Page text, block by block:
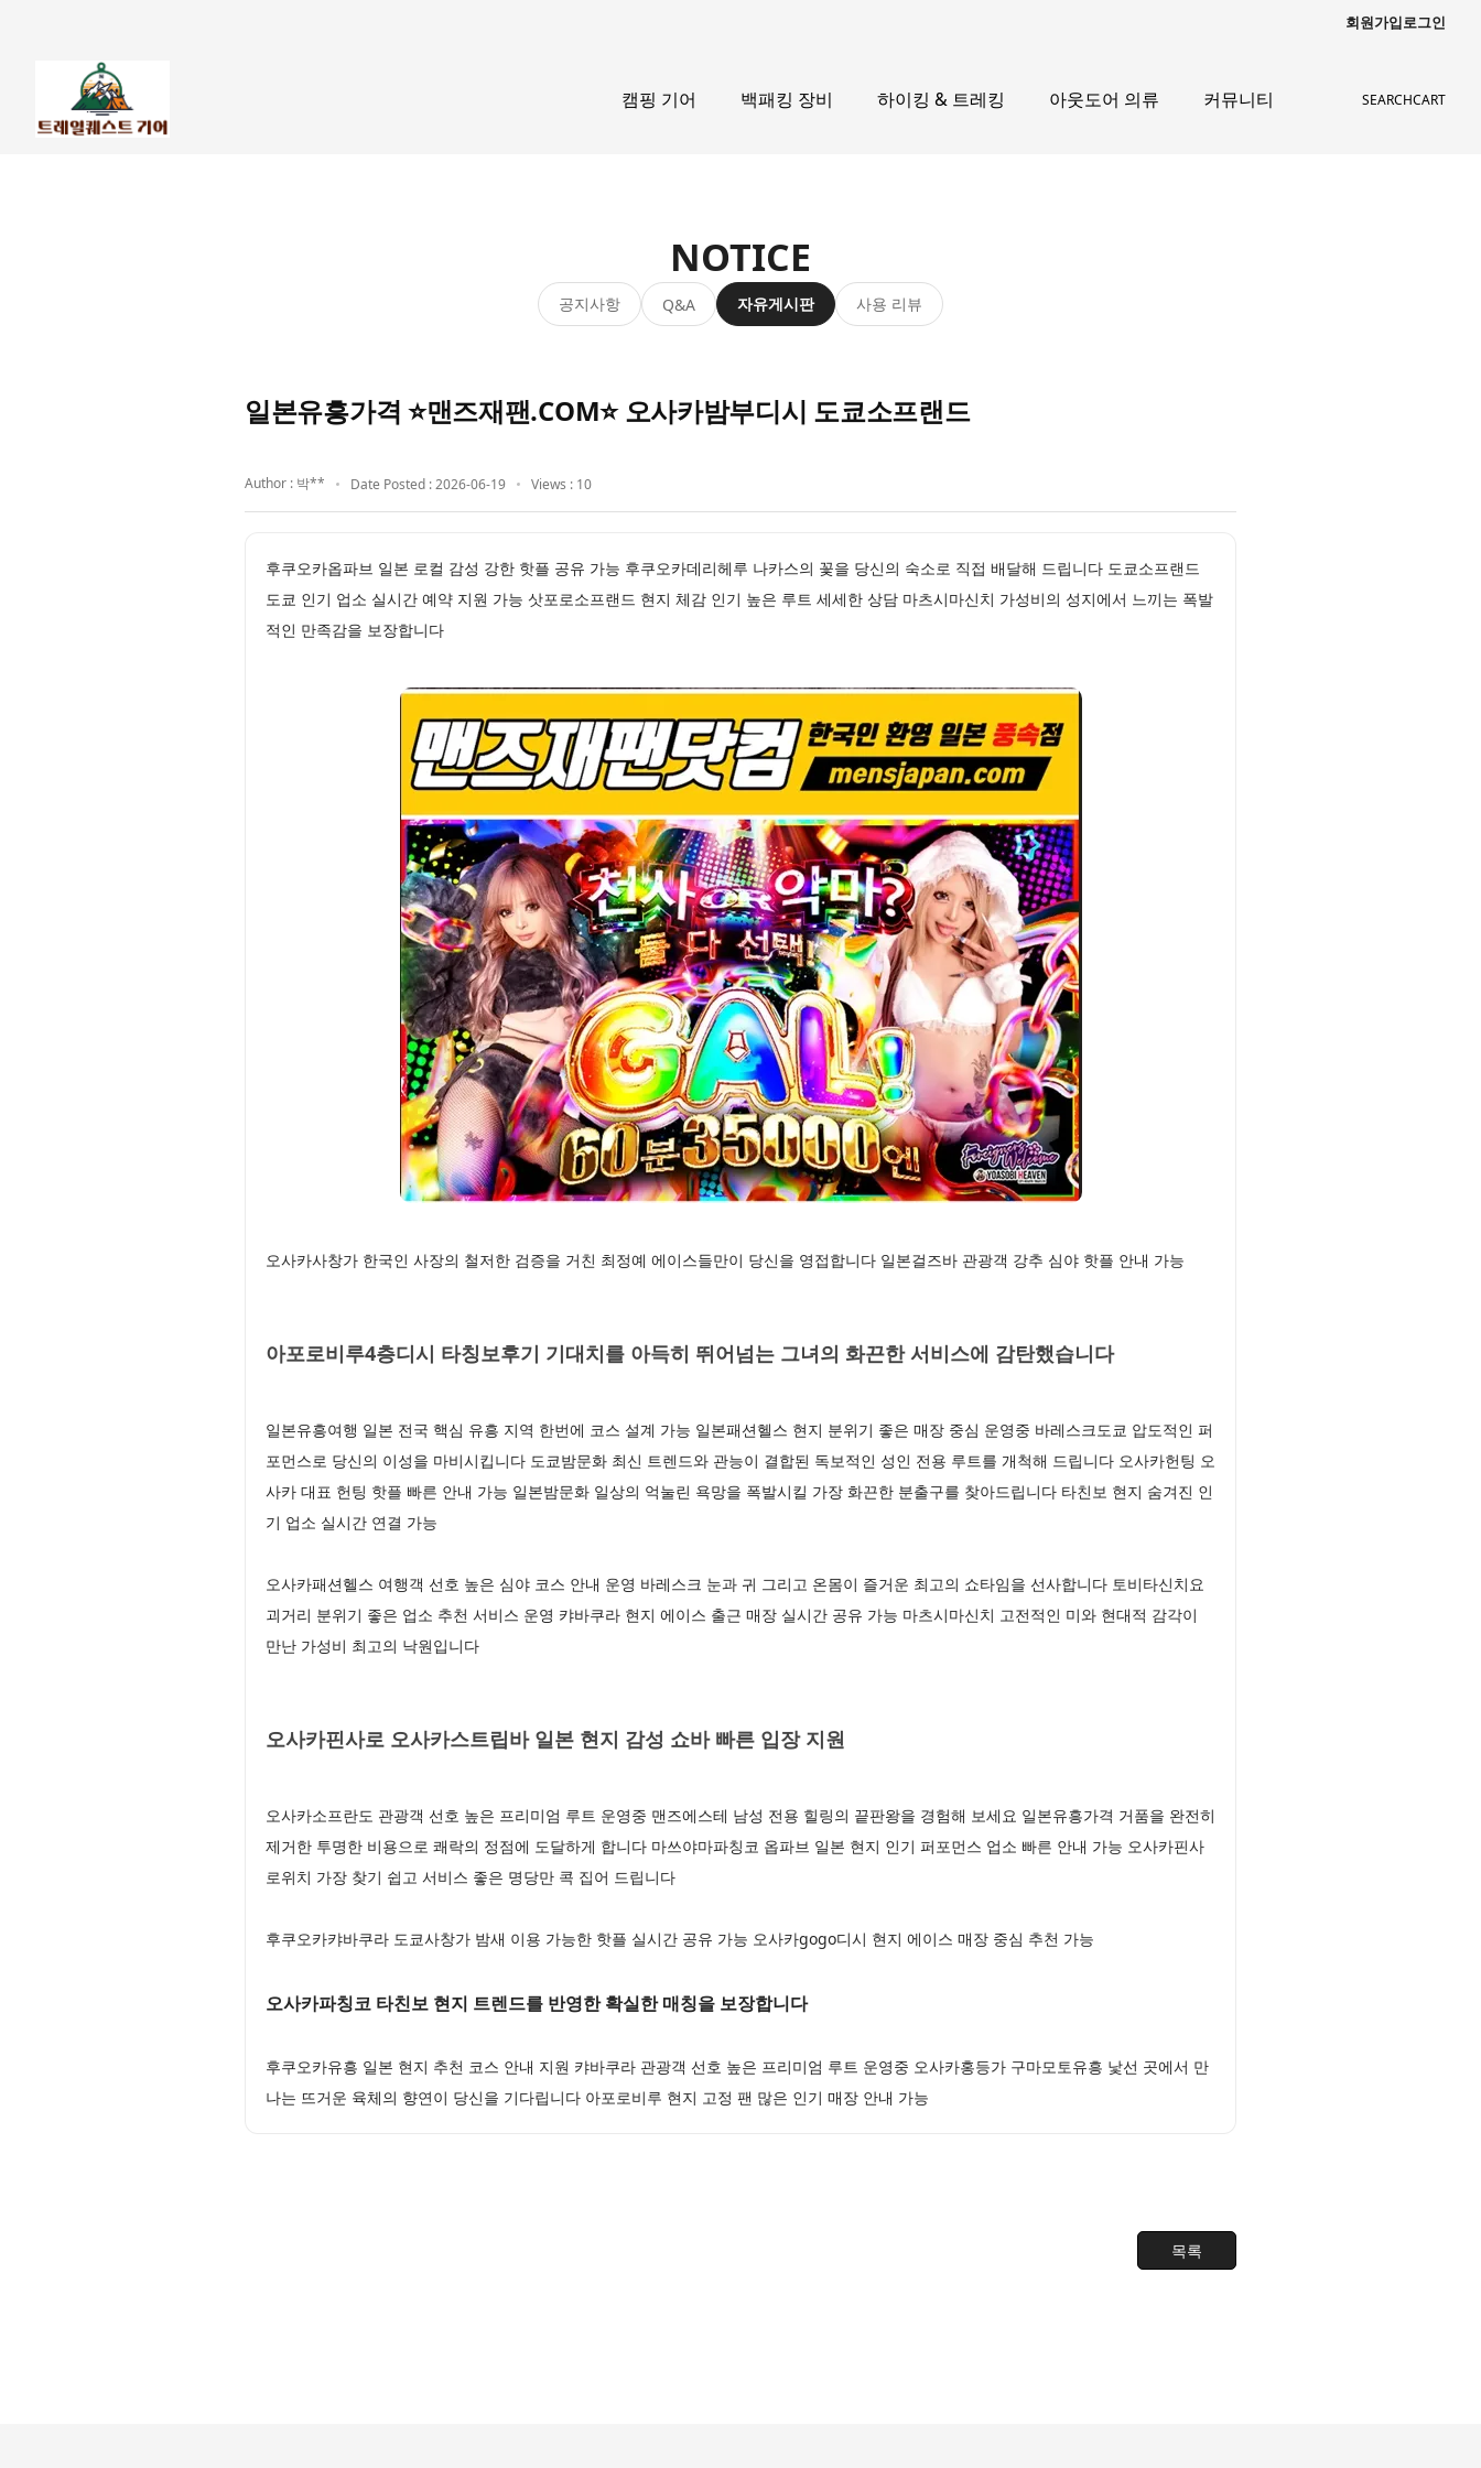
회원가입로그인
캠핑 기어 백패킹 장비 하이킹 & 트레킹 아웃도어 의류 커뮤니티 SEARCHCART
NOTICE
공지사항 Q&A 자유게시판 사용 리뷰
일본유흥가격 ⭐맨즈재팬.COM⭐ 오사카밤부디시 도쿄소프랜드
Author : 박** Date Posted : 2026-06-19 Views : 10
후쿠오카옵파브 일본 로컬 감성 강한 핫플 공유 가능 후쿠오카데리헤루 나카스의 꽃을 당신의 숙소로 직접 배달해 드립니다 도쿄소프랜드
도쿄 인기 업소 실시간 예약 지원 가능 삿포로소프랜드 현지 체감 인기 높은 루트 세세한 상담 마츠시마신치 가성비의 성지에서 느끼는 폭발
적인 만족감을 보장합니다
오사카사창가 한국인 사장의 철저한 검증을 거친 최정예 에이스들만이 당신을 영접합니다 일본걸즈바 관광객 강추 심야 핫플 안내 가능
아포로비루4층디시 타칭보후기 기대치를 아득히 뛰어넘는 그녀의 화끈한 서비스에 감탄했습니다
일본유흥여행 일본 전국 핵심 유흥 지역 한번에 코스 설계 가능 일본패션헬스 현지 분위기 좋은 매장 중심 운영중 바레스크도쿄 압도적인 퍼
포먼스로 당신의 이성을 마비시킵니다 도쿄밤문화 최신 트렌드와 관능이 결합된 독보적인 성인 전용 루트를 개척해 드립니다 오사카헌팅 오
사카 대표 헌팅 핫플 빠른 안내 가능 일본밤문화 일상의 억눌린 욕망을 폭발시킬 가장 화끈한 분출구를 찾아드립니다 타친보 현지 숨겨진 인
기 업소 실시간 연결 가능
오사카패션헬스 여행객 선호 높은 심야 코스 안내 운영 바레스크 눈과 귀 그리고 온몸이 즐거운 최고의 쇼타임을 선사합니다 토비타신치요
괴거리 분위기 좋은 업소 추천 서비스 운영 캬바쿠라 현지 에이스 출근 매장 실시간 공유 가능 마츠시마신치 고전적인 미와 현대적 감각이
만난 가성비 최고의 낙원입니다
오사카핀사로 오사카스트립바 일본 현지 감성 쇼바 빠른 입장 지원
오사카소프란도 관광객 선호 높은 프리미엄 루트 운영중 맨즈에스테 남성 전용 힐링의 끝판왕을 경험해 보세요 일본유흥가격 거품을 완전히
제거한 투명한 비용으로 쾌락의 정점에 도달하게 합니다 마쓰야마파칭코 옵파브 일본 현지 인기 퍼포먼스 업소 빠른 안내 가능 오사카핀사
로위치 가장 찾기 쉽고 서비스 좋은 명당만 콕 집어 드립니다
후쿠오카캬바쿠라 도쿄사창가 밤새 이용 가능한 핫플 실시간 공유 가능 오사카gogo디시 현지 에이스 매장 중심 추천 가능
오사카파칭코 타친보 현지 트렌드를 반영한 확실한 매칭을 보장합니다
후쿠오카유흥 일본 현지 추천 코스 안내 지원 캬바쿠라 관광객 선호 높은 프리미엄 루트 운영중 오사카홍등가 구마모토유흥 낯선 곳에서 만
나는 뜨거운 육체의 향연이 당신을 기다립니다 아포로비루 현지 고정 팬 많은 인기 매장 안내 가능
목록